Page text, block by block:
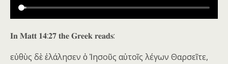
𝐈𝐧 𝐌𝐚𝐭𝐭 𝟏𝟒:𝟐𝟕 𝐭𝐡𝐞 𝐆𝐫𝐞𝐞𝐤 𝐫𝐞𝐚𝐝𝐬:
εὐθὺς δὲ ἐλάλησεν ὁ Ἰησοῦς αὐτοῖς λέγων Θαρσεῖτε,